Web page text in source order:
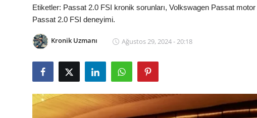
Muayene & Ruhsat
Sorgulamalar
İkinci El & Alım-Satım
Bakım & Arıza Çözümleri
Elektrikli & Hibrit
Etiketler: Passat 2.0 FSI kronik sorunları, Volkswagen Passat
Passat 2.0 FSI deneyimi.
Kronik Uzmanı Ağustos 29, 2024 - 20:18